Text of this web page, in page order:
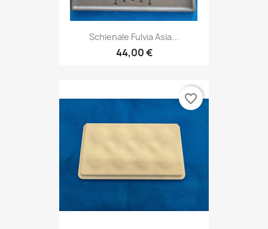
Schienale Fulvia Asia...
44,00 €
favorite_border